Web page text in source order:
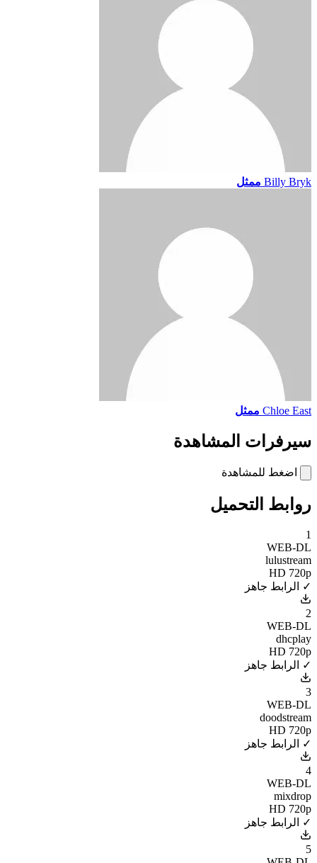
Billy Bryk ممثل
Chloe East ممثل
سيرفرات المشاهدة
اضغط للمشاهدة
روابط التحميل
1
WEB-DL
lulustream
HD 720p
✓ الرابط جاهز
2
WEB-DL
dhcplay
HD 720p
✓ الرابط جاهز
3
WEB-DL
doodstream
HD 720p
✓ الرابط جاهز
4
WEB-DL
mixdrop
HD 720p
✓ الرابط جاهز
5